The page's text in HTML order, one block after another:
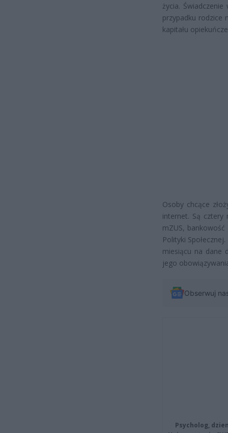
życia.
przypadku rodzice
kapitału
Osoby chcące
internet. Są cztery
mZUS,
Polityki
miesiącu na dane
jego
Obserwuj
Psycholog,